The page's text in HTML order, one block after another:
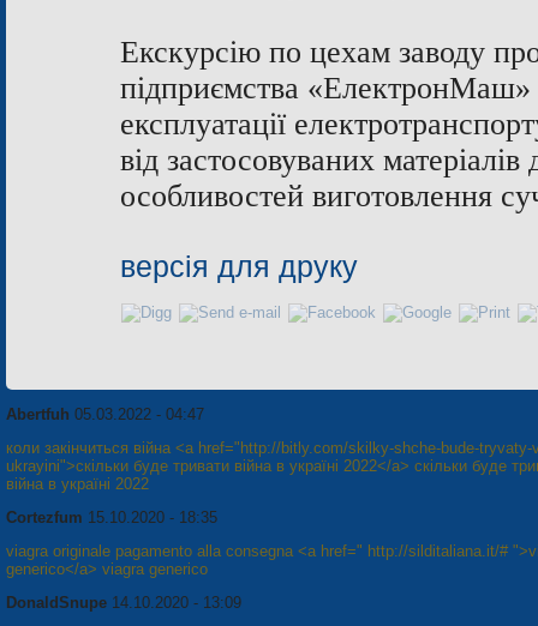
Екскурсію по цехам заводу
підприємства «ЕлектронМаш»
експлуатації
від застосовуваних
особливостей виготовлення
версія для друку
Abertfuh 05.03.2022 - 04:47
коли закінчиться війна <a href="http://bitly.com/skilky-shche-bude-tryvaty-
ukrayini">скільки буде тривати війна в україні 2022</a> скільки буде
війна в україні 2022
Cortezfum 15.10.2020 - 18:35
viagra originale pagamento alla consegna <a href=" http://silditaliana.it/#
generico</a> viagra generico
DonaldSnupe 14.10.2020 - 13:09